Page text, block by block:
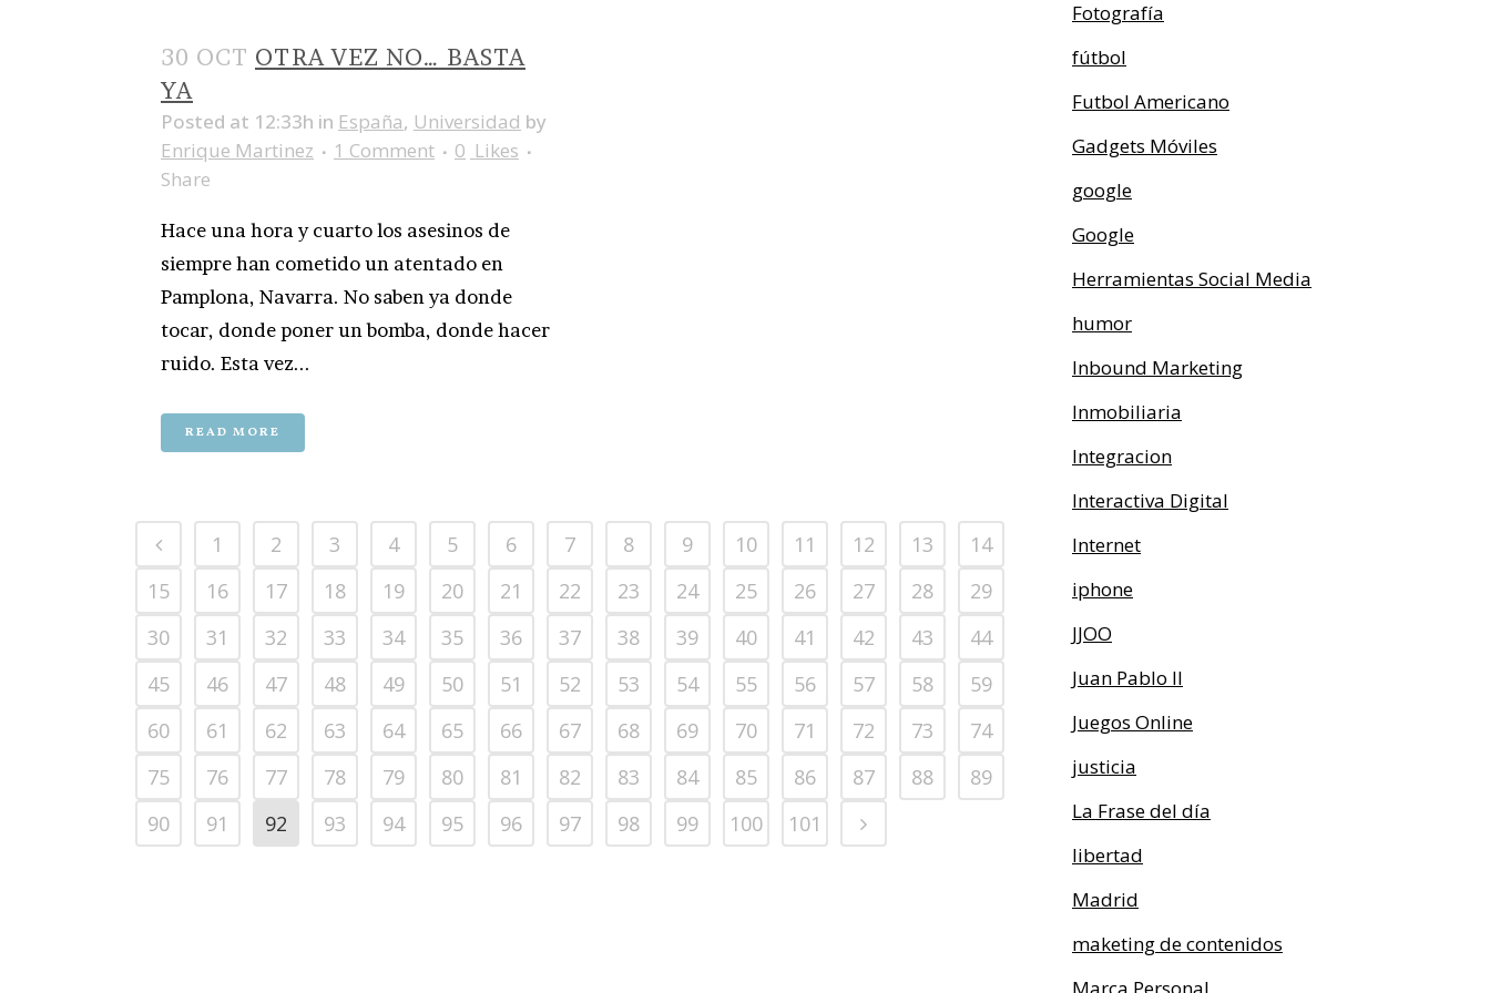
30 OCT OTRA VEZ NO… BASTA
YA
Posted at 12:33h in España, Universidad by
Enrique Martinez
1 Comment 0 Likes
Share
Hace una hora y cuarto los asesinos de
siempre han cometido un atentado en
Pamplona, Navarra. No saben ya donde
tocar, donde poner un bomba, donde hacer
ruido. Esta vez...
READ MORE
1 2 3 4 5 6 7 8 9 10 11 12 13
14
15
16 17 18 19 20 21 22 23 24 25 26 27 28
29
30
31 32 33 34 35 36 37 38 39 40 41 42 43
44
45
46 47 48 49 50 51 52 53 54 55 56 57 58
59
60
61 62 63 64 65 66 67 68 69 70 71 72 73
74
75
76 77 78 79 80 81 82 83 84 85 86 87 88
89
90
91 92 93 94 95 96 97 98 99 100 101
Fotografía
fútbol
Futbol Americano
Gadgets Móviles
google
Google
Herramientas Social Media
humor
Inbound Marketing
Inmobiliaria
Integracion
Interactiva Digital
Internet
iphone
JJOO
Juan Pablo II
Juegos Online
justicia
La Frase del día
libertad
Madrid
maketing de contenidos